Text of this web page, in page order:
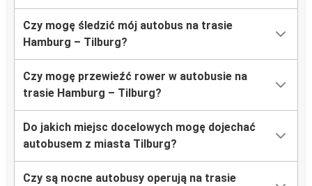
Czy mogę śledzić mój autobus na trasie
Hamburg – Tilburg?
Czy mogę przewieźć rower w autobusie na
trasie Hamburg – Tilburg?
Do jakich miejsc docelowych mogę dojechać
autobusem z miasta Tilburg?
Czy są nocne autobusy operują na trasie